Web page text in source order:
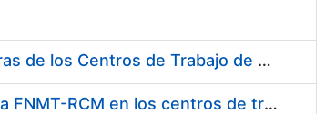
Suministro de Protectores Auditivos a medida para las personas trabajadoras de los Centros de Trabajo de Madrid y Burgos
Suministro de gafas graduadas antiproyecciones para los trabajadores de la FNMT-RCM en los centros de trabajo de Madrid y Burgos